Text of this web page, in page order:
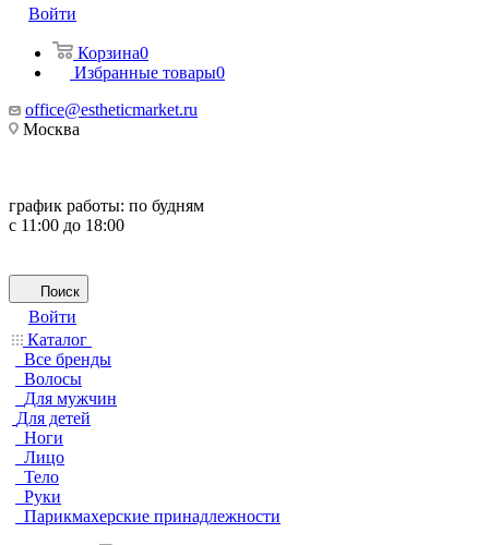
Войти
Корзина0
Избранные товары0
office@estheticmarket.ru
Москва
график работы: по будням
с 11:00 до 18:00
Поиск
Войти
Каталог
Все бренды
Волосы
Для мужчин
Для детей
Ноги
Лицо
Тело
Руки
Парикмахерские принадлежности